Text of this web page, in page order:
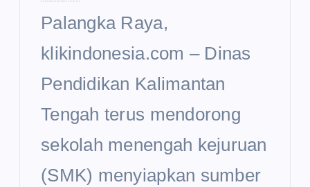
Palangka Raya,
klikindonesia.com – Dinas
Pendidikan Kalimantan
Tengah terus mendorong
sekolah menengah kejuruan
(SMK) menyiapkan sumber